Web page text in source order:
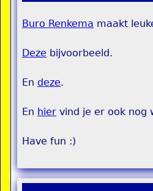
Buro Renkema maakt
Deze bijvoorbeeld.
En deze.
En hier vind je er ook nog
Have fun :)